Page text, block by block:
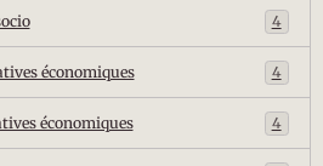
4
économiques 4
économiques 4